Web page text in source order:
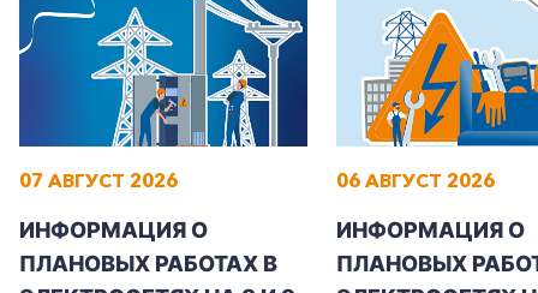
Заказать обратный звонок
Корпоративным клиентам
07 АВГУСТ 2026
ИНФОРМАЦИЯ О
ПЛАНОВЫХ РАБОТАХ В
06 АВГУСТ 2026
ИНФОРМАЦИЯ О
ПЛАНОВЫХ